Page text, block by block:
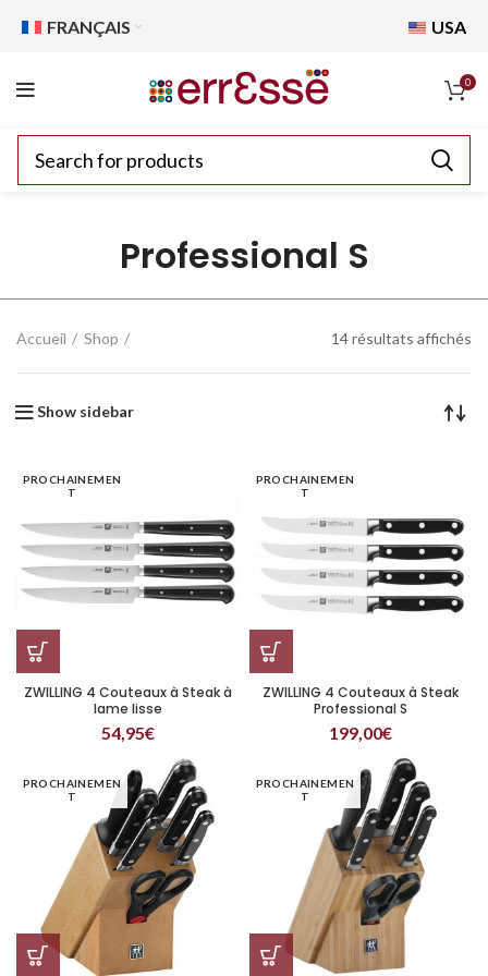
FRANÇAIS USA
0
Professional S
Accueil Shop 14 résultats affichés
Show sidebar
PROCHAINEMEN
T
ZWILLING 4 Couteaux à Steak à
lame lisse
54,95€
PROCHAINEMEN
T
ZWILLING 4 Couteaux à Steak
Professional S
199,00€
PROCHAINEMEN
T
PROCHAINEMEN
T